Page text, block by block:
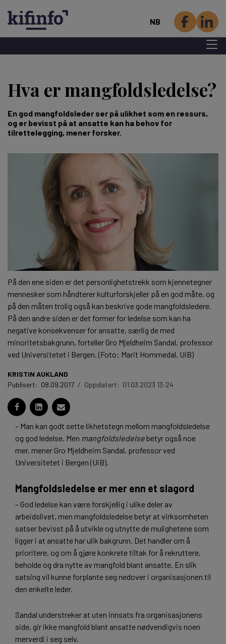
hovedinnhold
NB
Menu
Hva er mangfolds­ledelse?
En god mangfoldsleder ser på ulikhet som en ressurs,
og er bevisst på at ansatte kan ha behov for
tilrettelegging, mener forsker.
På den ene siden er det personlighetstrekk som kjennetegner
mennesker som håndterer kulturforskjeller på en god måte, og
på den måten trolig også kan beskrive gode mangfoldsledere.
På den andre siden er det former for ledelse som kan ha
negative konsekvenser for ansatte, særlig de med
minoritetsbakgrunn, forteller Gro Mjeldheim Sandal, professor
ved Universitetet i Bergen. (Foto: Marit Hommedal, UiB)
KRISTIN AUKLAND
Publisert: 08.09.2017 / Oppdatert: 01.03.2023 13:24
– Man kan godt sette likhetstegn mellom mangfoldsledelse
og god ledelse. Men mangfoldsledelse betyr også noe
mer, mener Gro Mjeldheim Sandal, professor ved
Universitetet i Bergen (UiB).
Mangfoldsledelse er mer enn et slagord
– God ledelse kan være forskjellig i ulike deler av
arbeidslivet, men mangfoldsledelse betyr at virksomheten
satser bevisst på å utvikle og utnytte de mulighetene som
ligger i at ansatte har ulik bakgrunn. Det handler om å
prioritere, og om å gjøre konkrete tiltak for å rekruttere,
beholde og dra nytte av mangfold blant ansatte. En slik
satsing vil kunne forplante seg nedover i organisasjonen til
den enkelte leder.
Sandal understreker at uten innsats fra organisasjonens
side, gir ikke mangfold blant ansatte nødvendigvis noen
merverdi i seg selv.